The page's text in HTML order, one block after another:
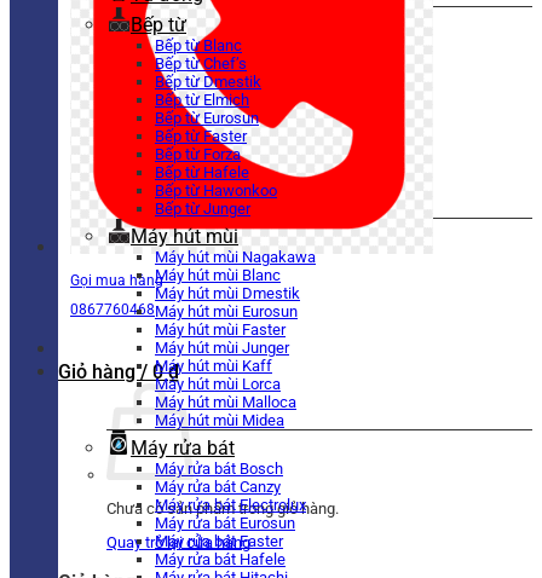
Gọi mua hàng
0867760468
Giỏ hàng / 0₫
Chưa có sản phẩm trong giỏ hàng.
Quay trở lại cửa hàng
Bếp từ
Bếp từ Blanc
Bếp từ Chef’s
Bếp từ Dmestik
Bếp từ Elmich
Bếp từ Eurosun
Bếp từ Faster
Bếp từ Forza
Bếp từ Hafele
Bếp từ Hawonkoo
Bếp từ Junger
Máy hút mùi
Máy hút mùi Nagakawa
Máy hút mùi Blanc
Máy hút mùi Dmestik
Máy hút mùi Eurosun
Máy hút mùi Faster
Máy hút mùi Junger
Máy hút mùi Kaff
Máy hút mùi Lorca
Máy hút mùi Malloca
Máy hút mùi Midea
Máy rửa bát
Máy rửa bát Bosch
Máy rửa bát Canzy
Máy rửa bát Electrolux
Máy rửa bát Eurosun
Máy rửa bát Faster
Máy rửa bát Hafele